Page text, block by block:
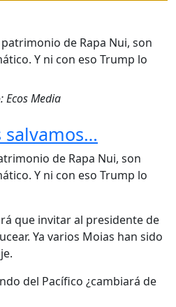
Ecos Media
salvamos…
de Rapa Nui, son
Y ni con eso Trump lo
que invitar al presidente de
Ya varios Moias han sido
del Pacífico ¿cambiará de